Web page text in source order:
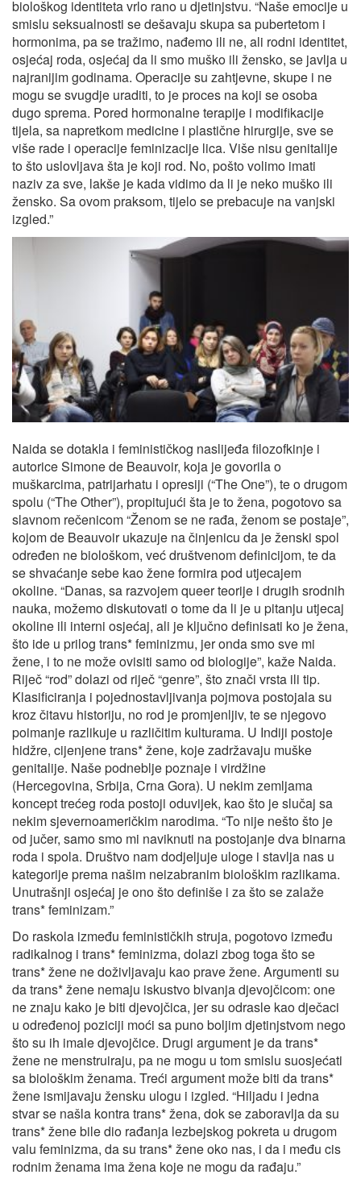
biološkog identiteta vrlo rano u djetinjstvu. “Naše emocije u
smislu seksualnosti se dešavaju skupa sa pubertetom i
hormonima, pa se tražimo, nađemo ili ne, ali rodni identitet,
osjećaj roda, osjećaj da li smo muško ili žensko, se javlja u
najranijim godinama. Operacije su zahtjevne, skupe i ne
mogu se svugdje uraditi, to je proces na koji se osoba
dugo sprema. Pored hormonalne terapije i modifikacije
tijela, sa napretkom medicine i plastične hirurgije, sve se
više rade i operacije feminizacije lica. Više nisu genitalije
to što uslovljava šta je koji rod. No, pošto volimo imati
naziv za sve, lakše je kada vidimo da li je neko muško ili
žensko. Sa ovom praksom, tijelo se prebacuje na vanjski
izgled.”
Naida se dotakla i feminističkog naslijeđa filozofkinje i
autorice Simone de Beauvoir, koja je govorila o
muškarcima, patrijarhatu i opresiji (“The One”), te o drugom
spolu (“The Other”), propitujući šta je to žena, pogotovo sa
slavnom rečenicom “Ženom se ne rađa, ženom se postaje”,
kojom de Beauvoir ukazuje na činjenicu da je ženski spol
određen ne biološkom, već društvenom definicijom, te da
se shvaćanje sebe kao žene formira pod utjecajem
okoline. “Danas, sa razvojem queer teorije i drugih srodnih
nauka, možemo diskutovati o tome da li je u pitanju utjecaj
okoline ili interni osjećaj, ali je ključno definisati ko je žena,
što ide u prilog trans* feminizmu, jer onda smo sve mi
žene, i to ne može ovisiti samo od biologije”, kaže Naida.
Riječ “rod” dolazi od riječ “genre”, što znači vrsta ili tip.
Klasificiranja i pojednostavljivanja pojmova postojala su
kroz čitavu historiju, no rod je promjenljiv, te se njegovo
poimanje razlikuje u različitim kulturama. U Indiji postoje
hidžre, cijenjene trans* žene, koje zadržavaju muške
genitalije. Naše podneblje poznaje i virdžine
(Hercegovina, Srbija, Crna Gora). U nekim zemljama
koncept trećeg roda postoji oduvijek, kao što je slučaj sa
nekim sjevernoameričkim narodima. “To nije nešto što je
od jučer, samo smo mi naviknuti na postojanje dva binarna
roda i spola. Društvo nam dodjeljuje uloge i stavlja nas u
kategorije prema našim neizabranim biološkim razlikama.
Unutrašnji osjećaj je ono što definiše i za što se zalaže
trans* feminizam.”
Do raskola između feminističkih struja, pogotovo između
radikalnog i trans* feminizma, dolazi zbog toga što se
trans* žene ne doživljavaju kao prave žene. Argumenti su
da trans* žene nemaju iskustvo bivanja djevojčicom: one
ne znaju kako je biti djevojčica, jer su odrasle kao dječaci
u određenoj poziciji moći sa puno boljim djetinjstvom nego
što su ih imale djevojčice. Drugi argument je da trans*
žene ne menstruiraju, pa ne mogu u tom smislu suosjećati
sa biološkim ženama. Treći argument može biti da trans*
žene ismijavaju žensku ulogu i izgled. “Hiljadu i jedna
stvar se našla kontra trans* žena, dok se zaboravlja da su
trans* žene bile dio rađanja lezbejskog pokreta u drugom
valu feminizma, da su trans* žene oko nas, i da i među cis
rodnim ženama ima žena koje ne mogu da rađaju.”